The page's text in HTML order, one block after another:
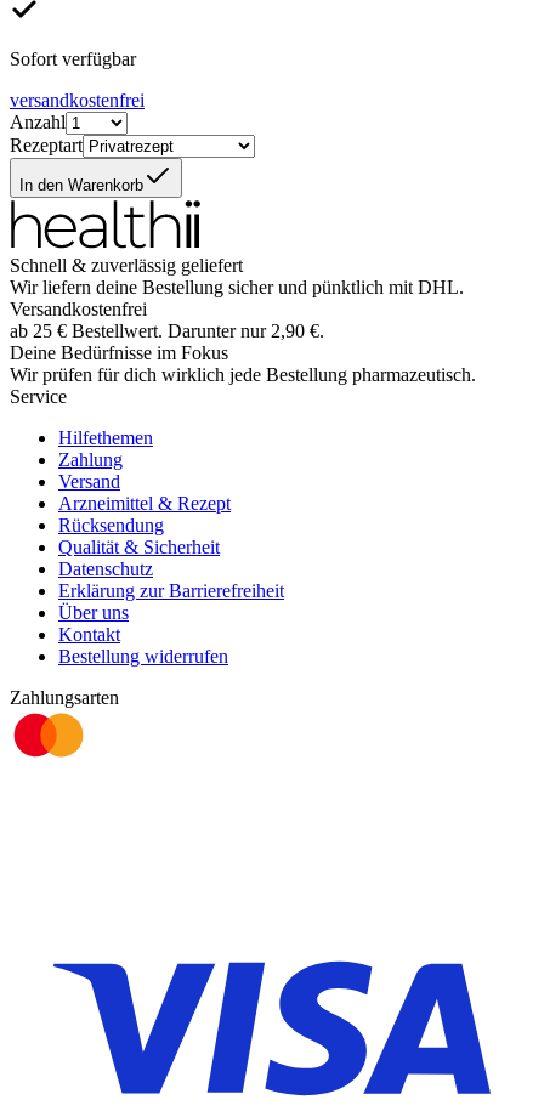
Sofort verfügbar
versandkostenfrei
Anzahl
Rezeptart
In den Warenkorb
Schnell & zuverlässig geliefert
Wir liefern deine Bestellung sicher und pünktlich mit DHL.
Versandkostenfrei
ab 25 € Bestellwert. Darunter nur 2,90 €.
Deine Bedürfnisse im Fokus
Wir prüfen für dich wirklich jede Bestellung pharmazeutisch.
Service
Hilfethemen
Zahlung
Versand
Arzneimittel & Rezept
Rücksendung
Qualität & Sicherheit
Datenschutz
Erklärung zur Barrierefreiheit
Über uns
Kontakt
Bestellung widerrufen
Zahlungsarten